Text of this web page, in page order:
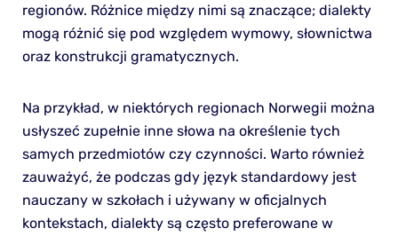
regionów. Różnice między nimi są znaczące; dialekty
mogą różnić się pod względem wymowy, słownictwa
oraz konstrukcji gramatycznych.
Na przykład, w niektórych regionach Norwegii można
usłyszeć zupełnie inne słowa na określenie tych
samych przedmiotów czy czynności. Warto również
zauważyć, że podczas gdy język standardowy jest
nauczany w szkołach i używany w oficjalnych
kontekstach, dialekty są często preferowane w